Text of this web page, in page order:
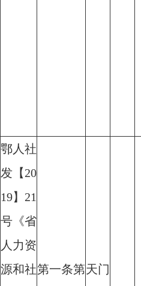
鄂人社
发【20
19】21
号《省
人力资
源和社第一条第天门